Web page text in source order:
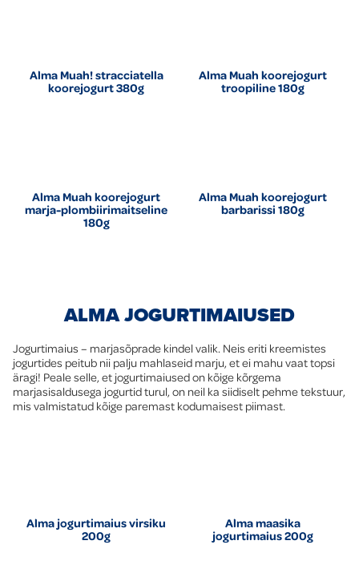
Alma Muah! stracciatella
koorejogurt 380g
Alma Muah koorejogurt
troopiline 180g
Alma Muah koorejogurt
marja-plombiirimaitseline
180g
Alma Muah koorejogurt
barbarissi 180g
ALMA JOGURTIMAIUSED
Jogurtimaius – marjasõprade kindel valik. Neis eriti kreemistes
jogurtides peitub nii palju mahlaseid marju, et ei mahu vaat topsi
äragi! Peale selle, et jogurtimaiused on kõige kõrgema
marjasisaldusega jogurtid turul, on neil ka siidiselt pehme tekstuur,
mis valmistatud kõige paremast kodumaisest piimast.
Alma jogurtimaius virsiku
200g
Alma maasika
jogurtimaius 200g